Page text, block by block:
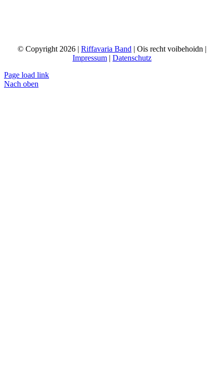
© Copyright 2026 | Riffavaria Band | Ois recht voibehoidn |
Impressum | Datenschutz
Page load link
Nach oben